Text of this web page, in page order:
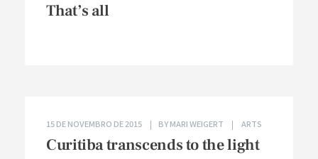
That’s all
Curitiba transcends to the light
15 DE NOVEMBRO DE 2015 BYMARI WEIGERT ARTS